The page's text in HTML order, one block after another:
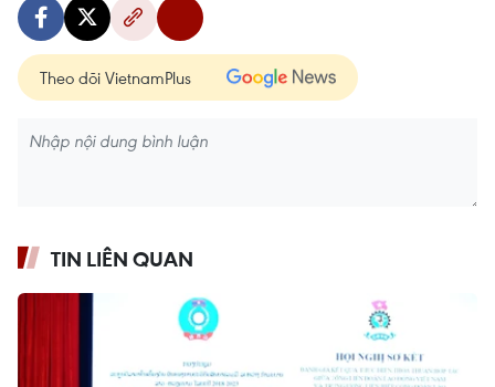
Theo dõi VietnamPlus
TIN LIÊN QUAN